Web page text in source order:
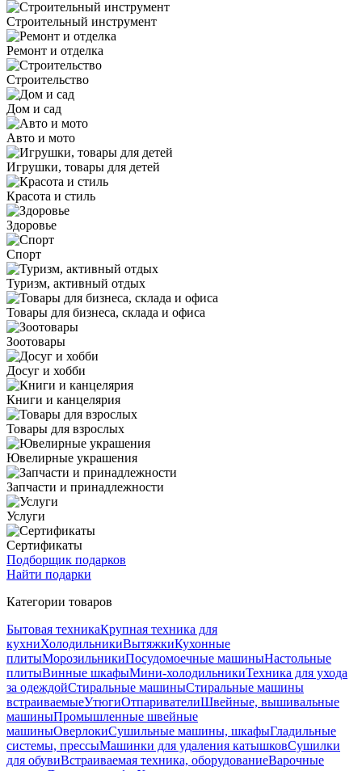
Строительный инструмент
Ремонт и отделка
Строительство
Дом и сад
Авто и мото
Игрушки, товары для детей
Красота и стиль
Здоровье
Спорт
Туризм, активный отдых
Товары для бизнеса, склада и офиса
Зоотовары
Досуг и хобби
Книги и канцелярия
Товары для взрослых
Ювелирные украшения
Запчасти и принадлежности
Услуги
Сертификаты
Подборщик подарков
Найти подарки
Категории товаров
Бытовая техникаКрупная техника для
кухниХолодильникиВытяжкиКухонные
плитыМорозильникиПосудомоечные машиныНастольные
плитыВинные шкафыМини-холодильникиТехника для ухода
за одеждойСтиральные машиныСтиральные машины
встраиваемыеУтюгиОтпаривателиШвейные, вышивальные
машиныПромышленные швейные
машиныОверлокиСушильные машины, шкафыГладильные
системы, прессыМашинки для удаления катышковСушилки
для обувиВстраиваемая техника, оборудованиеВарочные